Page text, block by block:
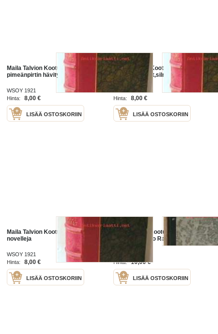
Maila Talvion Kootut teokset II
pimeänpirtin hävitys ,juha joutsia
WSOY 1921
Hinta:
8,00 €
LISÄÄ OSTOSKORIIN
Maila Talvion Kootut teokset V
elämän kasvot,silmä yössä
Hinta:
8,00 €
LISÄÄ OSTOSKORIIN
Maila Talvion Kootut teokset VI
novelleja
WSOY 1921
Hinta:
8,00 €
LISÄÄ OSTOSKORIIN
Juhani Aho - Kootut teokset IX
Juha Omatunto Rauhan erakko
Hinta:
10,00 €
LISÄÄ OSTOSKORIIN